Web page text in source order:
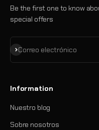
Be the first one to know
special offers
Correo electrónico
Suscribirse
Information
Nuestro blog
Sobre nosotros